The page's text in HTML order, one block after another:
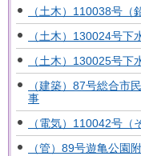
（土木）110038号
（土木）130024号下
（土木）130025号下
（建築）87号総合市
事
（電気）110042号
（管）89号遊亀公園